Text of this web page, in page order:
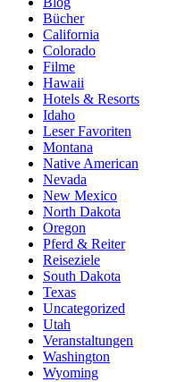
Bücher
California
Colorado
Filme
Hawaii
Hotels & Resorts
Idaho
Leser Favoriten
Montana
Native American
Nevada
New Mexico
North Dakota
Oregon
Pferd & Reiter
Reiseziele
South Dakota
Texas
Uncategorized
Utah
Veranstaltungen
Washington
Wyoming